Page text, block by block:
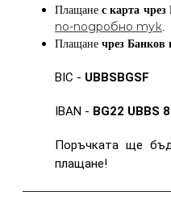
Плащанес карта чрез
по-подробно тук
Плащане чрез Банков
BIC - UBBSBGSF
IBAN - BG22 UBBS
Поръчката ще
плащане!